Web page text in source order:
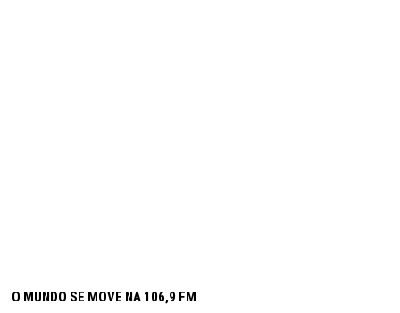
O MUNDO SE MOVE NA 106,9 FM